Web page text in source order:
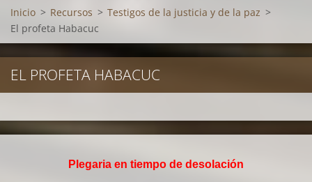
Inicio > Recursos > Testigos de la justicia y de la paz >
El profeta Habacuc
EL PROFETA HABACUC
Plegaria en tiempo de desolación